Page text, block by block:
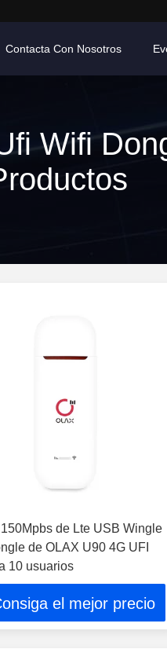
Contacta Con Nosotros
Wifi
de Lte USB Wingle
de OLAX U90 4G UFI
10 usuarios
el mejor precio